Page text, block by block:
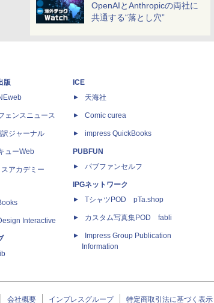
OpenAIとAnthropicの両社に
共通する“落とし穴”
版
ェンスニュース
ジャーナル
ューWeb
アカデミー
Interactive
ICE
天海社
Comic curea
impress QuickBooks
PUBFUN
パブファンセルフ
IPGネットワーク
TシャツPOD pTa.shop
カスタム写真集POD fabli
Impress Group Publication
Information
会社概要 インプレスグループ 特定商取引法に基づく表示